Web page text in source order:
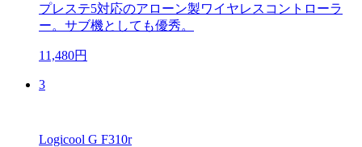
プレステ5対応のアローン製ワイヤレスコントローラ
ー。サブ機としても優秀。
11,480円
3
Logicool G F310r